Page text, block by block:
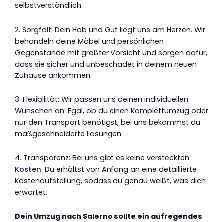
selbstverständlich.
2. Sorgfalt: Dein Hab und Gut liegt uns am Herzen. Wir
behandeln deine Möbel und persönlichen
Gegenstände mit größter Vorsicht und sorgen dafür,
dass sie sicher und unbeschadet in deinem neuen
Zuhause ankommen.
3. Flexibilität: Wir passen uns deinen individuellen
Wünschen an. Egal, ob du einen Komplettumzug oder
nur den Transport benötigst, bei uns bekommst du
maßgeschneiderte Lösungen.
4. Transparenz: Bei uns gibt es keine versteckten
Kosten. Du erhältst von Anfang an eine detaillierte
Kostenaufstellung, sodass du genau weißt, was dich
erwartet.
Dein Umzug nach Salerno sollte ein aufregendes